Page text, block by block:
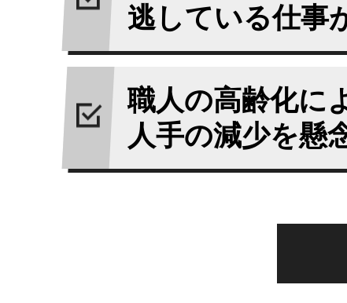
逃している仕事
職人の高齢化に
人手の減少を懸